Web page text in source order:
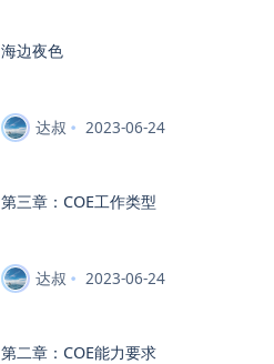
海边夜色
达叔 2023-06-24
第三章：COE工作类型
达叔 2023-06-24
第二章：COE能力要求